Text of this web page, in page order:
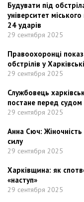
Будувати під
університет
24 ударів
29 сентября 2025
Правоохоронці
обстрілів у
29 сентября 2025
Службовець
постане перед судом
29 сентября 2025
Анна Сюч:
силу
29 сентября 2025
Харківщина: як
«наступ»
29 сентября 2025